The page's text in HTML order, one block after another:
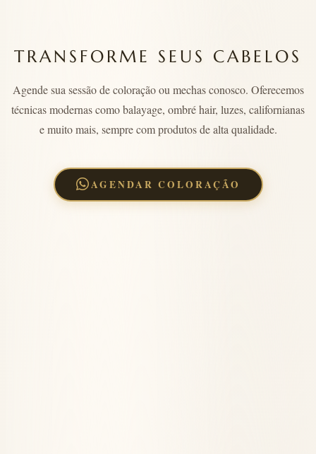
TRANSFORME SEUS CABELOS
Agende sua sessão de coloração ou mechas conosco. Oferecemos
técnicas modernas como balayage, ombré hair, luzes, californianas
e muito mais, sempre com produtos de alta qualidade.
AGENDAR COLORAÇÃO